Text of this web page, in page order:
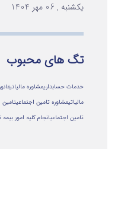
یکشنبه , 06 مهر 1404
تگ های محبوب
خدمات حسابداریمشاوره مالیاتی
مالياتيمشاوره تامین اجتماعیتامین
تامین اجتماعیانجام کلیه امور